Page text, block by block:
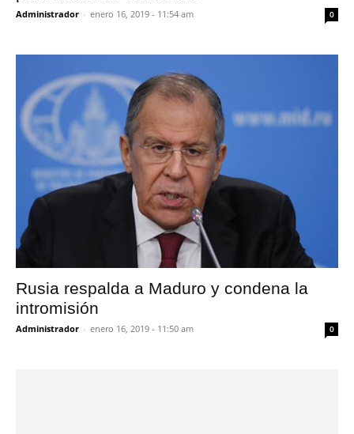
Administrador - enero 16, 2019 - 11:54 am 0
Rusia respalda a Maduro y condena la
intromisión
Administrador - enero 16, 2019 - 11:50 am 0